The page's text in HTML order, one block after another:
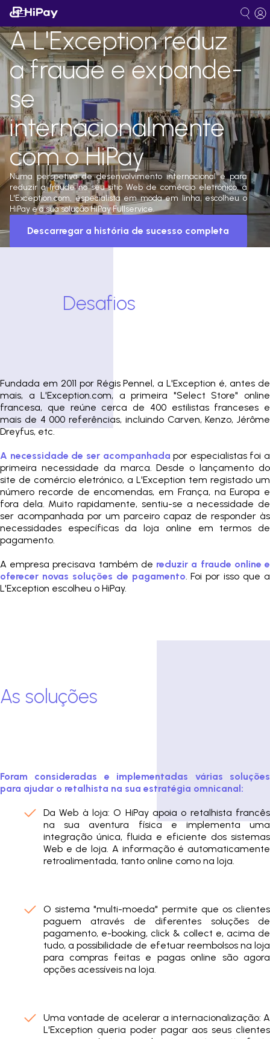
A L'Exception reduz
a fraude e expande-
se
internacionalmente
com o HiPay
Numa perspetiva de desenvolvimento internacional e para
reduzir a fraude no seu sítio Web de comércio eletrónico, a
L'Exception.com, especialista em moda em linha, escolheu o
HiPay e a sua solução HiPay Fullservice.
Descarregar a história de sucesso completa
Desafios
Fundada em 2011 por Régis Pennel, a L'Exception é, antes de
mais, a L'Exception.com, a primeira "Select Store" online
francesa, que reúne cerca de 400 estilistas franceses e
mais de 4 000 referências, incluindo Carven, Kenzo, Jérôme
Dreyfus, etc.
A necessidade de ser acompanhadapor especialistas foi a
primeira necessidade da marca. Desde o lançamento do
site de comércio eletrónico, a L'Exception tem registado um
número recorde de encomendas, em França, na Europa e
fora dela. Muito rapidamente, sentiu-se a necessidade de
ser acompanhada por um parceiro capaz de responder às
necessidades específicas da loja online em termos de
pagamento.
A empresa precisava também de reduzir a fraude online e
oferecer novas soluções de pagamento. Foi por isso que a
L'Exception escolheu o HiPay.
As soluções
Foram consideradas e implementadas várias soluções
para ajudar o retalhista na sua estratégia omnicanal:
Da Web à loja: O HiPay apoia o retalhista francês
na sua aventura física e implementa uma
integração única, fluida e eficiente dos sistemas
Web e de loja. A informação é automaticamente
retroalimentada, tanto online como na loja.
O sistema "multi-moeda" permite que os clientes
paguem através de diferentes soluções de
pagamento, e-booking, click & collect e, acima de
tudo, a possibilidade de efetuar reembolsos na loja
para compras feitas e pagas online são agora
opções acessíveis na loja.
Uma vontade de acelerar a internacionalização: A
L'Exception queria poder pagar aos seus clientes